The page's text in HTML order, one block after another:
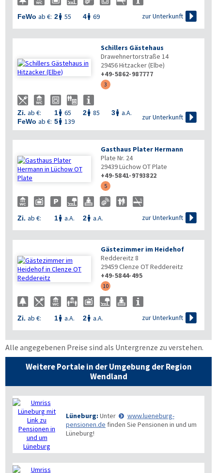
FeWo ab €: 2 55 4 69 zur Unterkunft 
Schillers Gästehaus
Drawehnertorstraße 14
29456Hitzacker (Elbe)
+49-5862-987777
3
Zi. ab €: 1 65 2 85 3 a.A.
FeWo ab €: 5 139
zur Unterkunft 
Gasthaus Plater Hermann
Plate Nr. 24
29439Lüchow OT Plate
+49-5841-9793822
5
Zi. ab €: 1 a.A. 2 a.A. zur Unterkunft 
Gästezimmer im Heidehof
Reddereitz 8
29459Clenze OT Reddereitz
+49-5844-495
10
Zi. ab €: 1 a.A. 2 a.A. zur Unterkunft 
Alle angegebenen Preise sind als Untergrenze zu verstehen.
Weitere Portale in der Umgebung der Region
Wendland
Lüneburg: Unter
www.lueneburg-
pensionen.de finden Sie Pensionen in und um
Lüneburg!